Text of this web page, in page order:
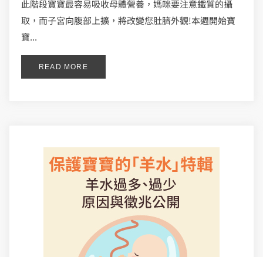
此階段寶寶最容易吸收母體營養，媽咪要注意鐵質的攝
取，而子宮向腹部上擴，將改變您肚臍外觀!本週開始寶
寶...
READ MORE